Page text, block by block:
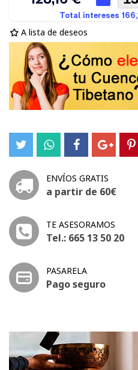
A lista de deseos
ENVÍOS GRATIS
a partir de 60€
TE ASESORAMOS
Tel.: 665 13 50 20
PASARELA
Pago seguro